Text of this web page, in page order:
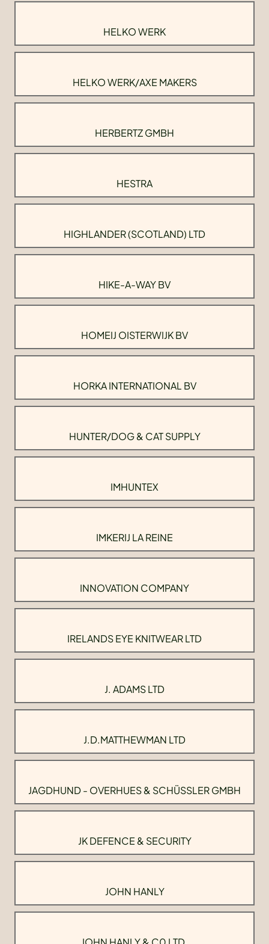
HELKO WERK
HELKO WERK/AXE MAKERS
HERBERTZ GMBH
HESTRA
HIGHLANDER (SCOTLAND) LTD
HIKE-A-WAY BV
HOMEIJ OISTERWIJK BV
HORKA INTERNATIONAL BV
HUNTER/DOG & CAT SUPPLY
IMHUNTEX
IMKERIJ LA REINE
INNOVATION COMPANY
IRELANDS EYE KNITWEAR LTD
J. ADAMS LTD
J.D.MATTHEWMAN LTD
JAGDHUND - OVERHUES & SCHÜSSLER GMBH
JK DEFENCE & SECURITY
JOHN HANLY